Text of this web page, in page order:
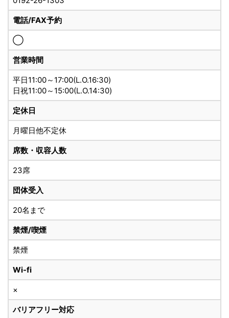
電話/FAX予約
◯
営業時間
平日11:00～17:00(L.O.16:30)
日祝11:00～15:00(L.O.14:30)
定休日
月曜日他不定休
席数・収容人数
23席
団体受入
20名まで
禁煙/喫煙
禁煙
Wi-fi
×
バリアフリー対応